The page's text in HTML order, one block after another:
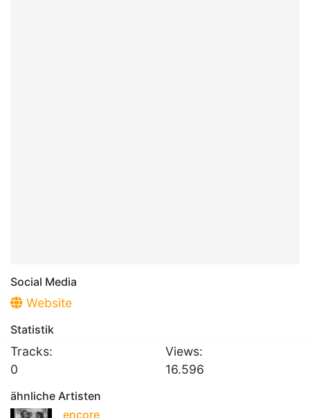
Social Media
Website
Statistik
Tracks:
0
Views:
16.596
ähnliche Artisten
encore